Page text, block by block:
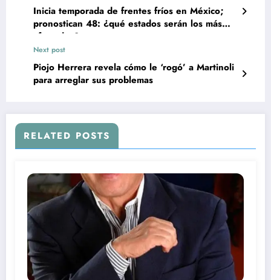
Inicia temporada de frentes fríos en México;
pronostican 48: ¿qué estados serán los más
afectados?
Next post
Piojo Herrera revela cómo le ‘rogó’ a Martinoli
para arreglar sus problemas
RELATED POSTS